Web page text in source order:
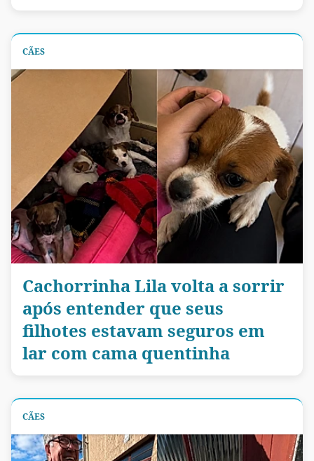
CÃES
Cachorrinha Lila volta a sorrir
após entender que seus
filhotes estavam seguros em
lar com cama quentinha
CÃES